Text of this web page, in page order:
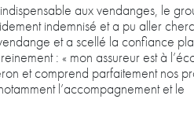
aux vendanges, le
indemnisé et a pu aller
et a scellé la confiance
: « mon assureur est à
et comprend parfaitement nos
l’accompagnement et le